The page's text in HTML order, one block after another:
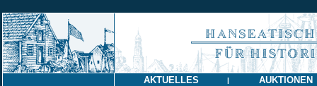
AKTUELLES | AUKTIONEN